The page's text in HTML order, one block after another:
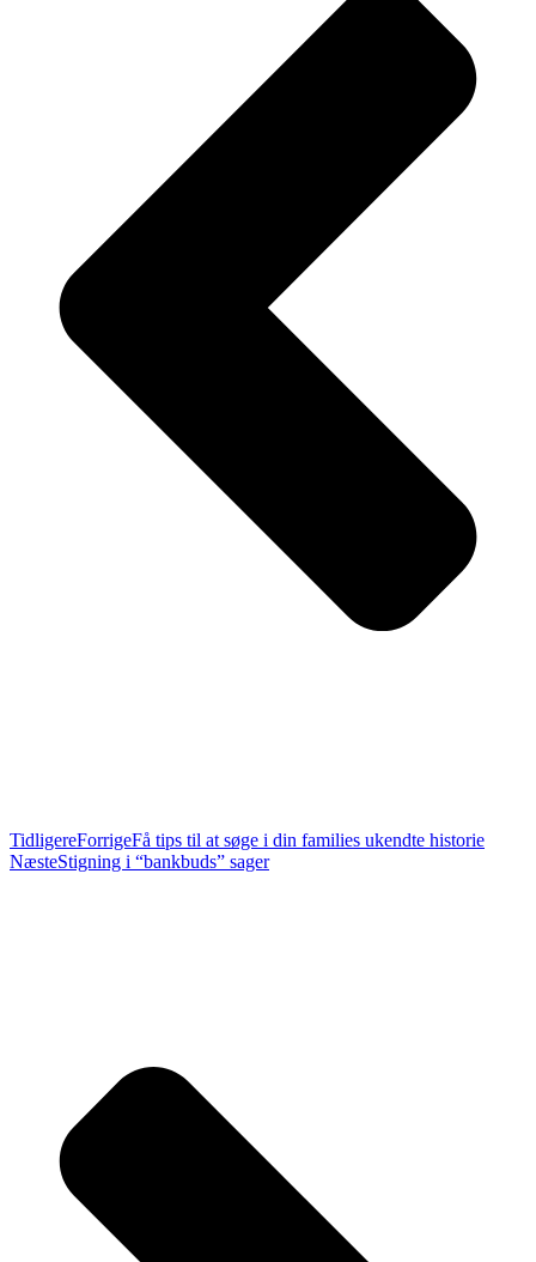
TidligereForrigeFå tips til at søge i din families ukendte historie
NæsteStigning i “bankbuds” sager